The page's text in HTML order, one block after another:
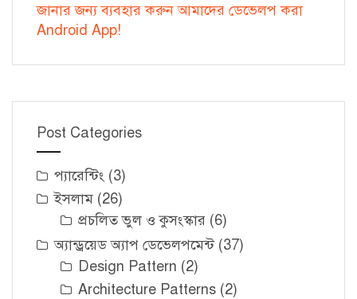
জানার জন্য ব্যবহার করুন আমাদের ডেভেলপ করা
Android App!
Post Categories
প্যারেন্টিং (3)
ইসলাম (26)
প্রচলিত ভুল ও কুসংস্কার (6)
অ্যান্ড্রয়েড অ্যাপ ডেভেলপমেন্ট(37)
Design Pattern (2)
Architecture Patterns (2)